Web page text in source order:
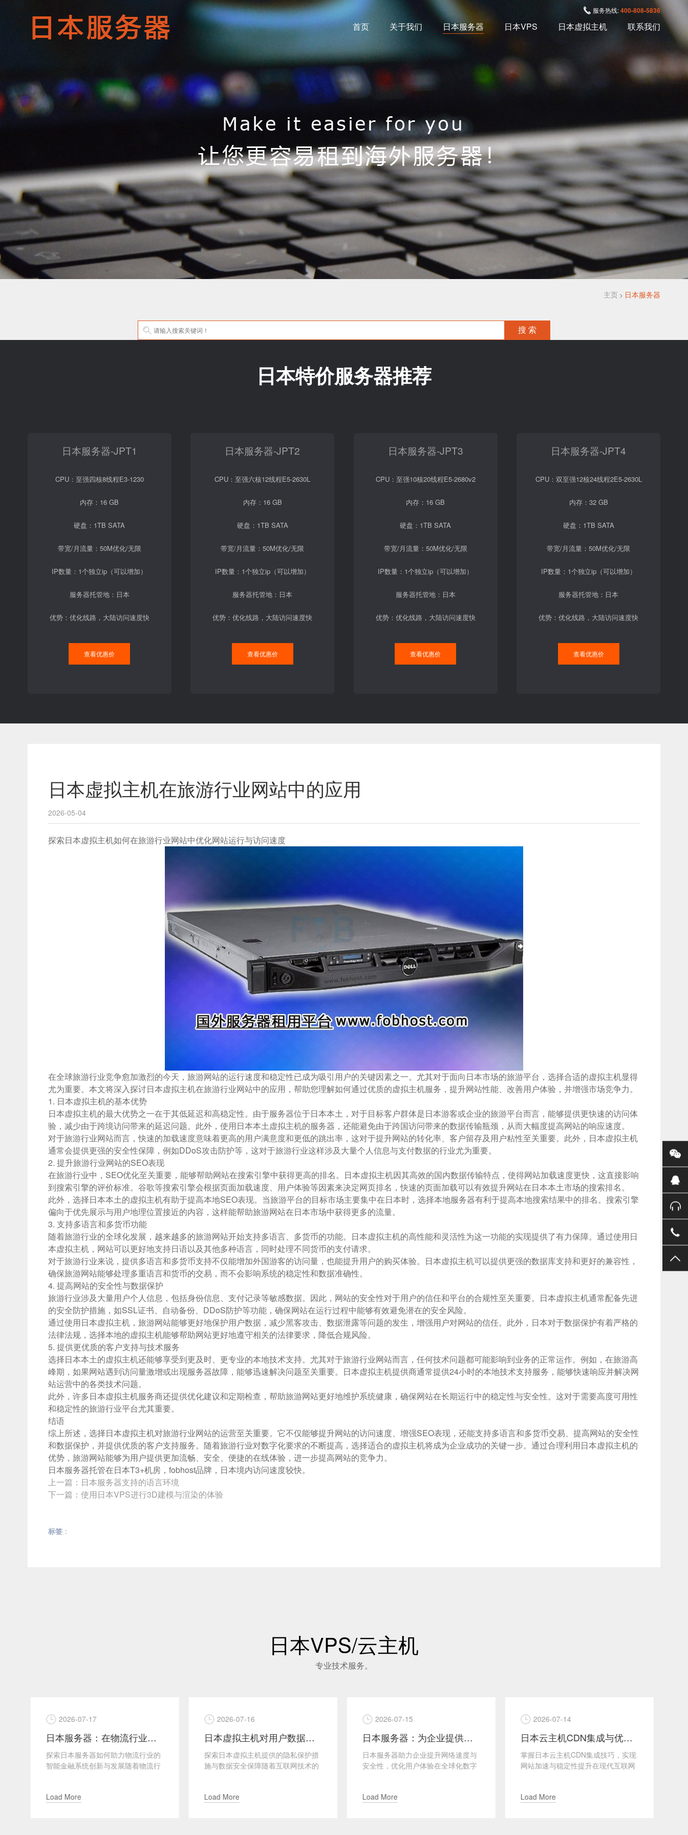
首页 关于我们 日本服务器 日本VPS 日本虚拟主机 联系我们
服务热线:400-808-5836
主页 > 日本服务器
日本特价服务器推荐
日本服务器-JPT1
CPU：至强四核8线程E3-1230
内存：16 GB
硬盘：1TB SATA
带宽/月流量：50M优化/无限
IP数量：1个独立ip（可以增加）
服务器托管地：日本
优势：优化线路，大陆访问速度快
查看优惠价
日本服务器-JPT2
CPU：至强六核12线程E5-2630L
内存：16 GB
硬盘：1TB SATA
带宽/月流量：50M优化/无限
IP数量：1个独立ip（可以增加）
服务器托管地：日本
优势：优化线路，大陆访问速度快
查看优惠价
日本服务器-JPT3
CPU：至强10核20线程E5-2680v2
内存：16 GB
硬盘：1TB SATA
带宽/月流量：50M优化/无限
IP数量：1个独立ip（可以增加）
服务器托管地：日本
优势：优化线路，大陆访问速度快
查看优惠价
日本服务器-JPT4
CPU：双至强12核24线程2E5-2630L
内存：32 GB
硬盘：1TB SATA
带宽/月流量：50M优化/无限
IP数量：1个独立ip（可以增加）
服务器托管地：日本
优势：优化线路，大陆访问速度快
查看优惠价
日本虚拟主机在旅游行业网站中的应用
2026-05-04
探索日本虚拟主机如何在旅游行业网站中优化网站运行与访问速度
在全球旅游行业竞争愈加激烈的今天，旅游网站的运行速度和稳定性已成为吸引用户的关键因素之一。尤其对于面向日本市场的旅游平台，选择合适的虚拟主机显得
尤为重要。本文将深入探讨日本虚拟主机在旅游行业网站中的应用，帮助您理解如何通过优质的虚拟主机服务，提升网站性能、改善用户体验，并增强市场竞争力。
1. 日本虚拟主机的基本优势
日本虚拟主机的最大优势之一在于其低延迟和高稳定性。由于服务器位于日本本土，对于目标客户群体是日本游客或企业的旅游平台而言，能够提供更快速的访问体
验，减少由于跨境访问带来的延迟问题。此外，使用日本本土虚拟主机的服务器，还能避免由于跨国访问带来的数据传输瓶颈，从而大幅度提高网站的响应速度。
对于旅游行业网站而言，快速的加载速度意味着更高的用户满意度和更低的跳出率，这对于提升网站的转化率、客户留存及用户粘性至关重要。此外，日本虚拟主机
通常会提供更强的安全性保障，例如DDoS攻击防护等，这对于旅游行业这样涉及大量个人信息与支付数据的行业尤为重要。
2. 提升旅游行业网站的SEO表现
在旅游行业中，SEO优化至关重要，能够帮助网站在搜索引擎中获得更高的排名。日本虚拟主机因其高效的国内数据传输特点，使得网站加载速度更快，这直接影响
到搜索引擎的评价标准。谷歌等搜索引擎会根据页面加载速度、用户体验等因素来决定网页排名，快速的页面加载可以有效提升网站在日本本土市场的搜索排名。
此外，选择日本本土的虚拟主机有助于提高本地SEO表现。当旅游平台的目标市场主要集中在日本时，选择本地服务器有利于提高本地搜索结果中的排名。搜索引擎
偏向于优先展示与用户地理位置接近的内容，这样能帮助旅游网站在日本市场中获得更多的流量。
3. 支持多语言和多货币功能
随着旅游行业的全球化发展，越来越多的旅游网站开始支持多语言、多货币的功能。日本虚拟主机的高性能和灵活性为这一功能的实现提供了有力保障。通过使用日
本虚拟主机，网站可以更好地支持日语以及其他多种语言，同时处理不同货币的支付请求。
对于旅游行业来说，提供多语言和多货币支持不仅能增加外国游客的访问量，也能提升用户的购买体验。日本虚拟主机可以提供更强的数据库支持和更好的兼容性，
确保旅游网站能够处理多重语言和货币的交易，而不会影响系统的稳定性和数据准确性。
4. 提高网站的安全性与数据保护
旅游行业涉及大量用户个人信息，包括身份信息、支付记录等敏感数据。因此，网站的安全性对于用户的信任和平台的合规性至关重要。日本虚拟主机通常配备先进
的安全防护措施，如SSL证书、自动备份、DDoS防护等功能，确保网站在运行过程中能够有效避免潜在的安全风险。
通过使用日本虚拟主机，旅游网站能够更好地保护用户数据，减少黑客攻击、数据泄露等问题的发生，增强用户对网站的信任。此外，日本对于数据保护有着严格的
法律法规，选择本地的虚拟主机能够帮助网站更好地遵守相关的法律要求，降低合规风险。
5. 提供更优质的客户支持与技术服务
选择日本本土的虚拟主机还能够享受到更及时、更专业的本地技术支持。尤其对于旅游行业网站而言，任何技术问题都可能影响到业务的正常运作。例如，在旅游高
峰期，如果网站遇到访问量激增或出现服务器故障，能够迅速解决问题至关重要。日本虚拟主机提供商通常提供24小时的本地技术支持服务，能够快速响应并解决网
站运营中的各类技术问题。
此外，许多日本虚拟主机服务商还提供优化建议和定期检查，帮助旅游网站更好地维护系统健康，确保网站在长期运行中的稳定性与安全性。这对于需要高度可用性
和稳定性的旅游行业平台尤其重要。
结语
综上所述，选择日本虚拟主机对旅游行业网站的运营至关重要。它不仅能够提升网站的访问速度、增强SEO表现，还能支持多语言和多货币交易、提高网站的安全性
和数据保护，并提供优质的客户支持服务。随着旅游行业对数字化要求的不断提高，选择适合的虚拟主机将成为企业成功的关键一步。通过合理利用日本虚拟主机的
优势，旅游网站能够为用户提供更加流畅、安全、便捷的在线体验，进一步提高网站的竞争力。
日本服务器托管在日本T3+机房，fobhost品牌，日本境内访问速度较快。
上一篇： 日本服务器支持的语言环境
下一篇： 使用日本VPS进行3D建模与渲染的体验
标签：
日本VPS/云主机
专业技术服务。
2026-07-16
日本虚拟主机对用户数据的隐私保护
探索日本虚拟主机提供的隐私保护措
施与数据安全保障随着互联网技术的
Load More
2026-07-15
日本服务器：为企业提供卓越的网络性能与安
日本服务器助力企业提升网络速度与
安全性，优化用户体验在全球化数字
Load More
2026-07-14
日本云主机CDN集成与优化方法
掌握日本云主机CDN集成技巧，实现
网站加速与稳定性提升在现代互联网
Load More
2026-07-13
日本云主机针对亚洲市场的定制化服务
探讨日本云主机为亚洲市场量身打造
的专业服务与解决方案随着亚洲市场
Load More